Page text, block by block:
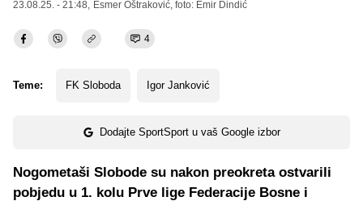
23.08.25. - 21:48, Esmer Oštraković, foto: Emir Dindić
4
Teme: FK Sloboda Igor Janković
Dodajte SportSport u vaš Google izbor
Nogometaši Slobode su nakon preokreta ostvarili
pobjedu u 1. kolu Prve lige Federacije Bosne i